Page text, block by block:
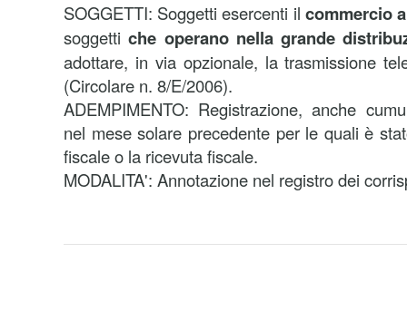
SOGGETTI: Soggetti esercenti il commercio
soggettiche operano nella grande
adottare, in via opzionale, la trasmissione
(Circolare n. 8/E/2006).
ADEMPIMENTO: Registrazione, anche
nel mese solare precedente per le quali è
fiscale o la ricevuta fiscale.
MODALITA': Annotazione nel registro dei